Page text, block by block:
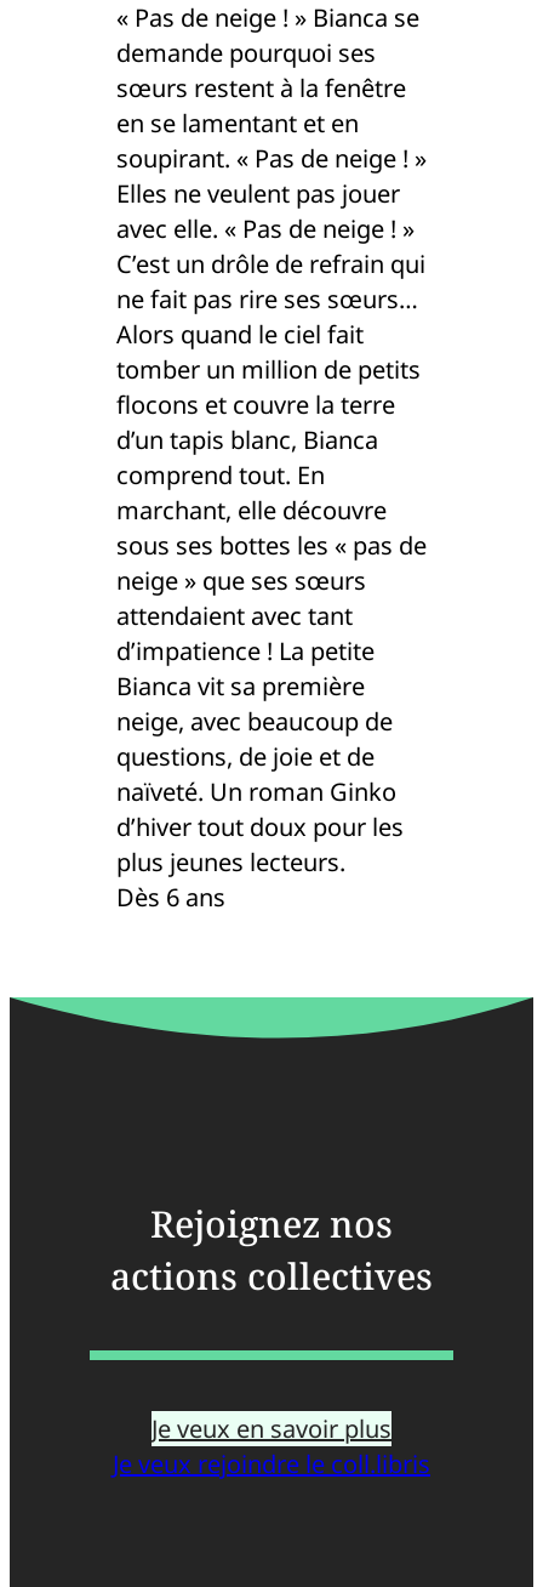
« Pas de neige ! » Bianca se
demande pourquoi ses
sœurs restent à la fenêtre
en se lamentant et en
soupirant. « Pas de neige ! »
Elles ne veulent pas jouer
avec elle. « Pas de neige ! »
C’est un drôle de refrain qui
ne fait pas rire ses sœurs…
Alors quand le ciel fait
tomber un million de petits
flocons et couvre la terre
d’un tapis blanc, Bianca
comprend tout. En
marchant, elle découvre
sous ses bottes les « pas de
neige » que ses sœurs
attendaient avec tant
d’impatience ! La petite
Bianca vit sa première
neige, avec beaucoup de
questions, de joie et de
naïveté. Un roman Ginko
d’hiver tout doux pour les
plus jeunes lecteurs.
Dès 6 ans
Rejoignez nos
actions collectives
Je veux en savoir plus
Je veux rejoindre le coll.libris